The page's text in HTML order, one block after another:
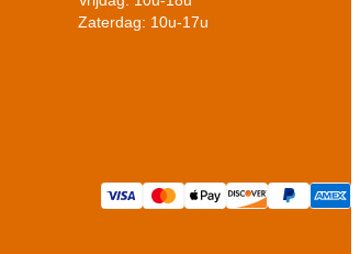
Zaterdag: 10u-17u